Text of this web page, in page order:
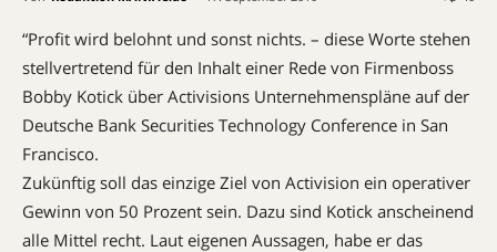
“Profit wird belohnt und sonst nichts. – diese Worte stehen
stellvertretend für den Inhalt einer Rede von Firmenboss
Bobby Kotick über Activisions Unternehmenspläne auf der
Deutsche Bank Securities Technology Conference in San
Francisco.
Zukünftig soll das einzige Ziel von Activision ein operativer
Gewinn von 50 Prozent sein. Dazu sind Kotick anscheinend
alle Mittel recht. Laut eigenen Aussagen, habe er das